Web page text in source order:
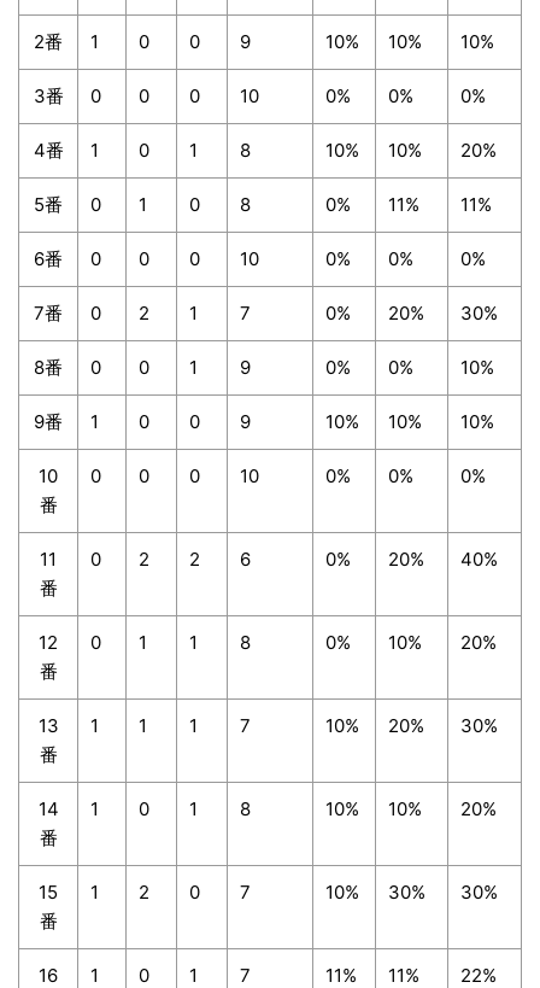
2番 1 0 0 9 10% 10% 10%
3番 0 0 0 10 0% 0% 0%
4番 1 0 1 8 10% 10% 20%
5番 0 1 0 8 0% 11% 11%
6番 0 0 0 10 0% 0% 0%
7番 0 2 1 7 0% 20% 30%
8番 0 0 1 9 0% 0% 10%
9番 1 0 0 9 10% 10% 10%
10
番
0 0 0 10 0% 0% 0%
11
番
0 2 2 6 0% 20% 40%
12
番
0 1 1 8 0% 10% 20%
13
番
1 1 1 7 10% 20% 30%
14
番
1 0 1 8 10% 10% 20%
15
番
1 2 0 7 10% 30% 30%
16
1 0 1 7 11% 11% 22%